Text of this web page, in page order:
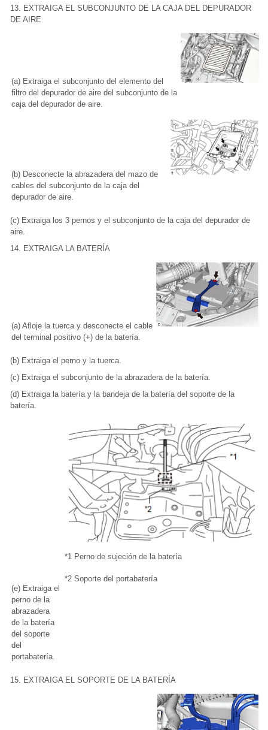
13. EXTRAIGA EL SUBCONJUNTO DE LA CAJA DEL DEPURADOR
DE AIRE
(a) Extraiga el subconjunto del elemento del
filtro del depurador de aire del subconjunto de la
caja del depurador de aire.
(b) Desconecte la abrazadera del mazo de
cables del subconjunto de la caja del
depurador de aire.
(c) Extraiga los 3 pernos y el subconjunto de la caja del depurador de
aire.
14. EXTRAIGA LA BATERÍA
(a) Afloje la tuerca y desconecte el cable
del terminal positivo (+) de la batería.
(b) Extraiga el perno y la tuerca.
(c) Extraiga el subconjunto de la abrazadera de la batería.
(d) Extraiga la batería y la bandeja de la batería del soporte de la
batería.
(e) Extraiga el
perno de la
abrazadera
de la batería
del soporte
del
portabatería.
*1 Perno de sujeción de la batería
*2 Soporte del portabatería
15. EXTRAIGA EL SOPORTE DE LA BATERÍA